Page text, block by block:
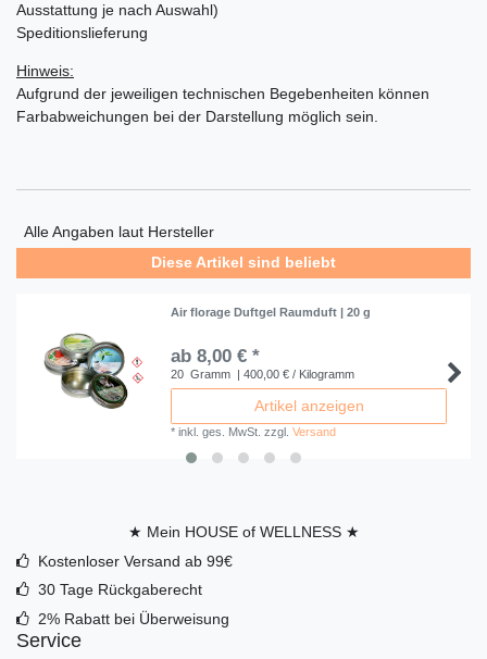
Ausstattung je nach Auswahl)
Speditionslieferung
Hinweis:
Aufgrund der jeweiligen technischen Begebenheiten können
Farbabweichungen bei der Darstellung möglich sein.
Alle Angaben laut Hersteller
Diese Artikel sind beliebt
Air florage Duftgel Raumduft | 20 g
ab 8,00 € *
20 Gramm | 400,00 € / Kilogramm
Artikel anzeigen
*inkl. ges. MwSt. zzgl.Versand
★ Mein HOUSE of WELLNESS ★
Kostenloser Versand ab 99€
30 Tage Rückgaberecht
2% Rabatt bei Überweisung
Service